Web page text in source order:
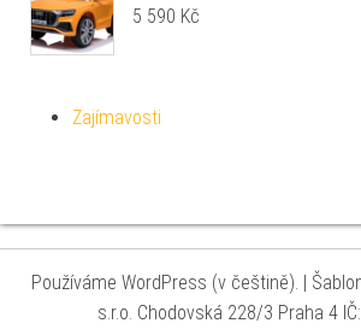
5 590 Kč
Zajímavosti
Používáme WordPress (v češtině).
s.r.o. Chodovská 228/3 Praha 4